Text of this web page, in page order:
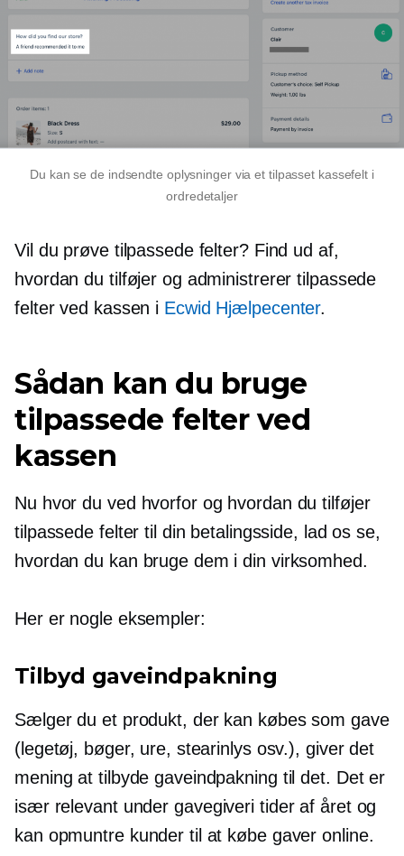
Du kan se de indsendte oplysninger via et tilpasset kassefelt i
ordredetaljer
Vil du prøve tilpassede felter? Find ud af,
hvordan du tilføjer og administrerer tilpassede
felter ved kassen i Ecwid Hjælpecenter.
Sådan kan du bruge
tilpassede felter ved
kassen
Nu hvor du ved hvorfor og hvordan du tilføjer
tilpassede felter til din betalingsside, lad os se,
hvordan du kan bruge dem i din virksomhed.
Her er nogle eksempler:
Tilbyd gaveindpakning
Sælger du et produkt, der kan købes som gave
(legetøj, bøger, ure, stearinlys osv.), giver det
mening at tilbyde gaveindpakning til det. Det er
især relevant under gavegiveri tider af året og
kan opmuntre kunder til at købe gaver online.